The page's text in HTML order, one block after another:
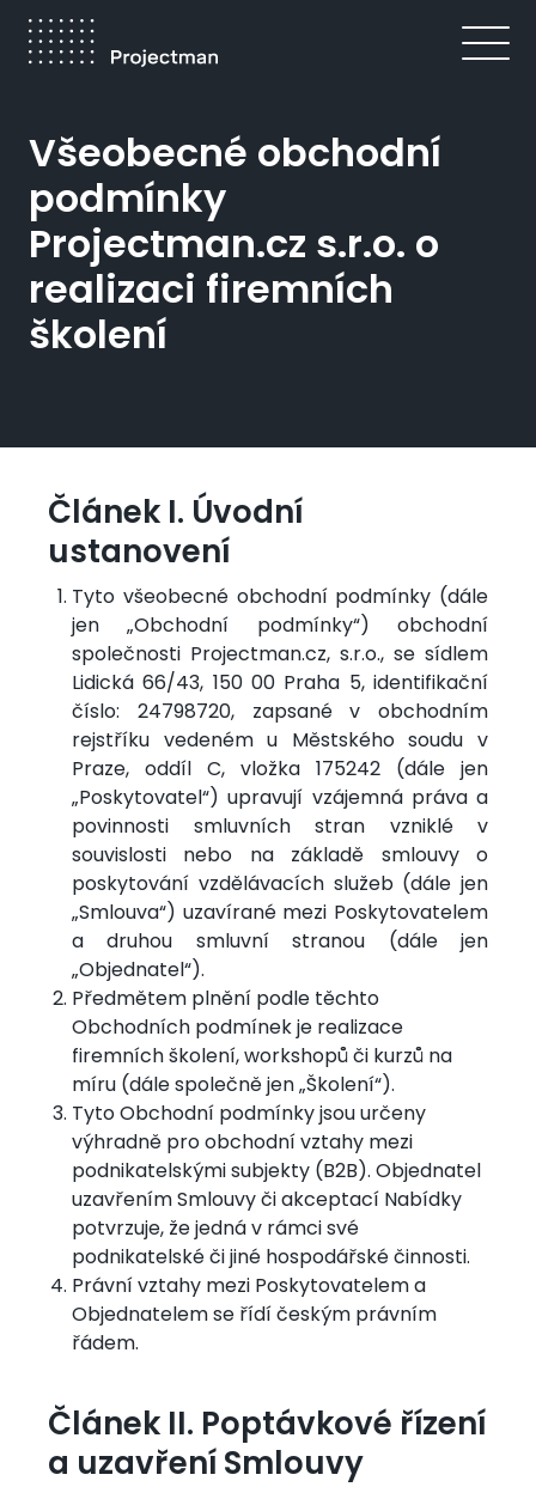
Přejít
hlavnímu
Drobečková
navigace
Všeobecné obchodní
podmínky
Projectman.cz s.r.o. o
realizaci firemních
školení
Článek I. Úvodní
ustanovení
Tyto všeobecné obchodní podmínky (dále
jen „Obchodní podmínky“) obchodní
společnosti Projectman.cz, s.r.o., se sídlem
Lidická 66/43, 150 00 Praha 5, identifikační
číslo: 24798720, zapsané v obchodním
rejstříku vedeném u Městského soudu v
Praze, oddíl C, vložka 175242 (dále jen
„Poskytovatel“) upravují vzájemná práva a
povinnosti smluvních stran vzniklé v
souvislosti nebo na základě smlouvy o
poskytování vzdělávacích služeb (dále jen
„Smlouva“) uzavírané mezi Poskytovatelem
a druhou smluvní stranou (dále jen
„Objednatel“).
Předmětem plnění podle těchto
Obchodních podmínek je realizace
firemních školení, workshopů či kurzů na
míru (dále společně jen „Školení“).
Tyto Obchodní podmínky jsou určeny
výhradně pro obchodní vztahy mezi
podnikatelskými subjekty (B2B). Objednatel
uzavřením Smlouvy či akceptací Nabídky
potvrzuje, že jedná v rámci své
podnikatelské či jiné hospodářské činnosti.
Právní vztahy mezi Poskytovatelem a
Objednatelem se řídí českým právním
řádem.
Článek II. Poptávkové řízení
a uzavření Smlouvy